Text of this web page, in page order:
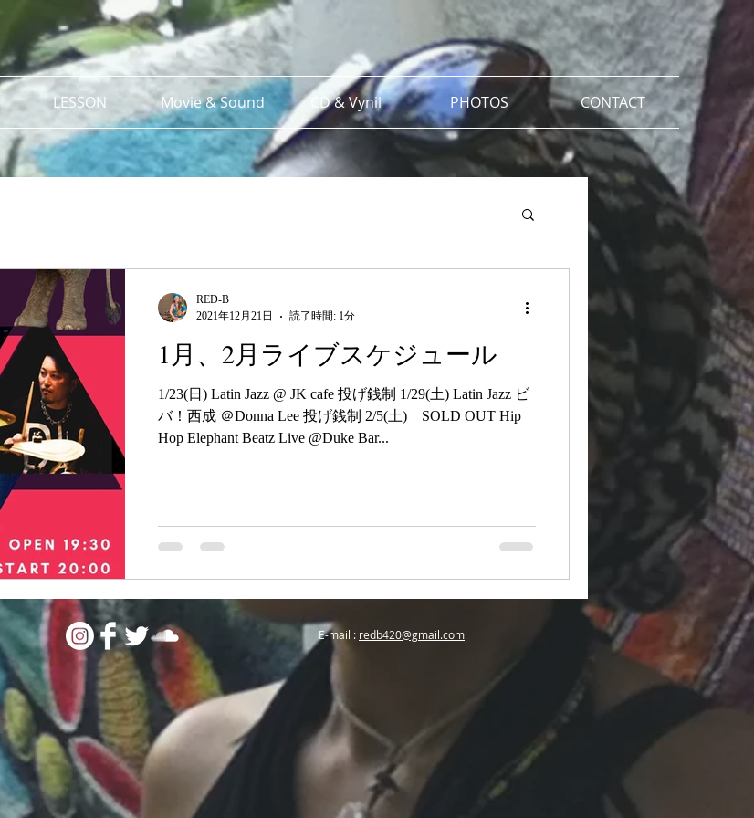
LESSON Movie & Sound CD & Vynil PHOTOS CONTACT
1月、2月ライブスケジュール
1/23(日) Latin Jazz @ JK cafe 投げ銭制 1/29(土) Latin Jazz ビ
バ！西成 ＠Donna Lee 投げ銭制 2/5(土) SOLD OUT Hip
Hop Elephant Beatz Live @Duke Bar...
RED-B
2021年12月21日
読了時間: 1分
E-mail : redb420@gmail.com